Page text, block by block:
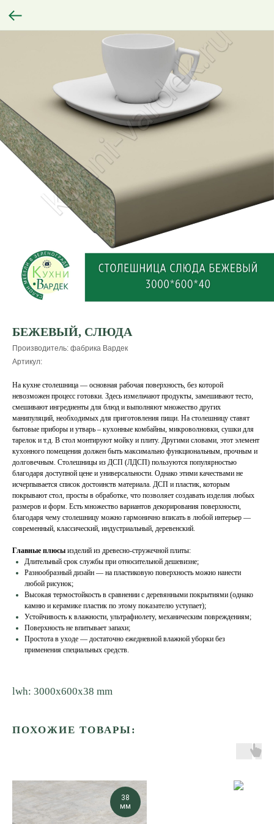
БЕЖЕВЫЙ, СЛЮДА
Производитель: фабрика Вардек
Артикул:
На кухне столешница — основная рабочая поверхность, без которой
невозможен процесс готовки. Здесь измельчают продукты, замешивают тесто,
смешивают ингредиенты для блюд и выполняют множество других
манипуляций, необходимых для приготовления пищи. На столешницу ставят
бытовые приборы и утварь – кухонные комбайны, микроволновки, сушки для
тарелок и т.д. В стол монтируют мойку и плиту. Другими словами, этот элемент
кухонного помещения должен быть максимально функциональным, прочным и
долговечным. Столешницы из ДСП (ЛДСП) пользуются популярностью
благодаря доступной цене и универсальности. Однако этими качествами не
исчерпывается список достоинств материала. ДСП и пластик, которым
покрывают стол, просты в обработке, что позволяет создавать изделия любых
размеров и форм. Есть множество вариантов декорирования поверхности,
благодаря чему столешницу можно гармонично вписать в любой интерьер —
современный, классический, индустриальный, деревенский.
Главные плюсы изделий из древесно-стружечной плиты:
Длительный срок службы при относительной дешевизне;
Разнообразный дизайн — на пластиковую поверхность можно нанести
любой рисунок;
Высокая термостойкость в сравнении с деревянными покрытиями (однако
камню и керамике пластик по этому показателю уступает);
Устойчивость к влажности, ультрафиолету, механическим повреждениям;
Поверхность не впитывает запахи;
Простота в уходе — достаточно ежедневной влажной уборки без
применения специальных средств.
lwh: 3000x600x38 mm
ПОХОЖИЕ ТОВАРЫ:
38
мм